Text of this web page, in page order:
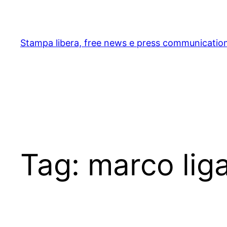
content
Stampa libera, free news e press
Tag: marco